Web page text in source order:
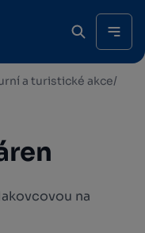
a turistické akce/
na